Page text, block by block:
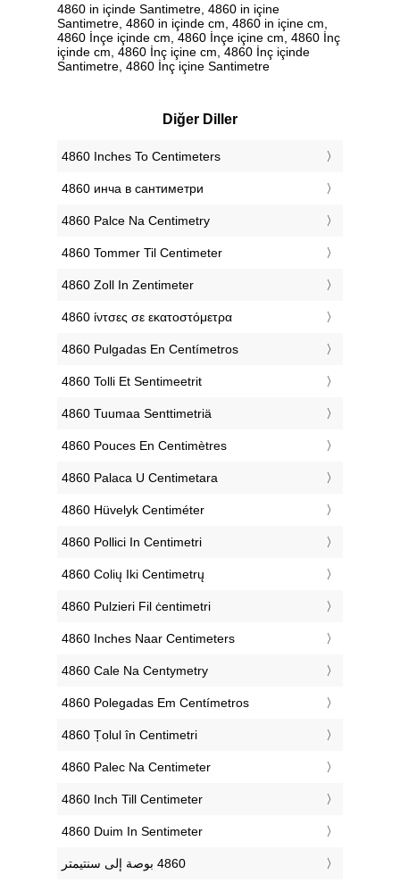
4860 in içinde Santimetre, 4860 in içine
Santimetre, 4860 in içinde cm, 4860 in içine cm,
4860 İnçe içinde cm, 4860 İnçe içine cm, 4860 İnç
içinde cm, 4860 İnç içine cm, 4860 İnç içinde
Santimetre, 4860 İnç içine Santimetre
Diğer Diller
‎4860 Inches To Centimeters
‎4860 инча в сантиметри
‎4860 Palce Na Centimetry
‎4860 Tommer Til Centimeter
‎4860 Zoll In Zentimeter
‎4860 ίντσες σε εκατοστόμετρα
‎4860 Pulgadas En Centímetros
‎4860 Tolli Et Sentimeetrit
‎4860 Tuumaa Senttimetriä
‎4860 Pouces En Centimètres
‎4860 Palaca U Centimetara
‎4860 Hüvelyk Centiméter
‎4860 Pollici In Centimetri
‎4860 Colių Iki Centimetrų
‎4860 Pulzieri Fil ċentimetri
‎4860 Inches Naar Centimeters
‎4860 Cale Na Centymetry
‎4860 Polegadas Em Centímetros
‎4860 Țolul în Centimetri
‎4860 Palec Na Centimeter
‎4860 Inch Till Centimeter
‎4860 Duim In Sentimeter